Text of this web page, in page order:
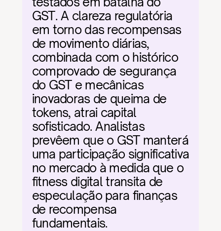
GST. A clareza regulatória
em torno das recompensas
de movimento diárias,
combinada com o histórico
comprovado de segurança
do GST e mecânicas
inovadoras de queima de
tokens, atrai capital
sofisticado. Analistas
prevêem que o GST manterá
uma participação significativa
no mercado à medida que o
fitness digital transita de
especulação para finanças
de recompensa
fundamentais.